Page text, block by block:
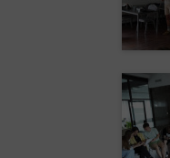
Dane teleadresowe
Dołącz do